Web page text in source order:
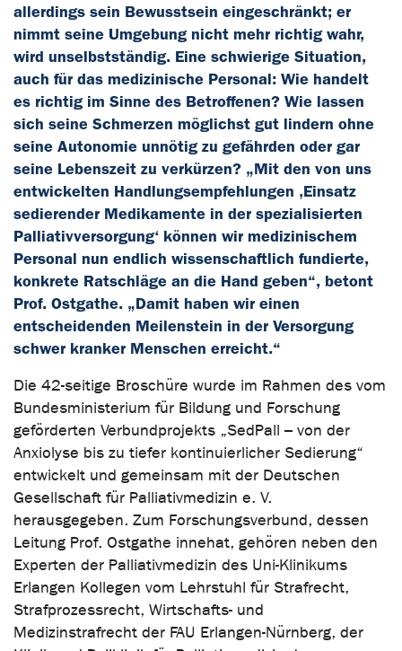
allerdings sein Bewusstsein eingeschränkt; er
nimmt seine Umgebung nicht mehr richtig wahr,
wird unselbstständig. Eine schwierige Situation,
auch für das medizinische Personal: Wie handelt
es richtig im Sinne des Betroffenen? Wie lassen
sich seine Schmerzen möglichst gut lindern ohne
seine Autonomie unnötig zu gefährden oder gar
seine Lebenszeit zu verkürzen? „Mit den von uns
entwickelten Handlungsempfehlungen ‚Einsatz
sedierender Medikamente in der spezialisierten
Palliativversorgung‘ können wir medizinischem
Personal nun endlich wissenschaftlich fundierte,
konkrete Ratschläge an die Hand geben“, betont
Prof. Ostgathe. „Damit haben wir einen
entscheidenden Meilenstein in der Versorgung
schwer kranker Menschen erreicht.“
Die 42-seitige Broschüre wurde im Rahmen des vom
Bundesministerium für Bildung und Forschung
geförderten Verbundprojekts „SedPall – von der
Anxiolyse bis zu tiefer kontinuierlicher Sedierung“
entwickelt und gemeinsam mit der Deutschen
Gesellschaft für Palliativmedizin e. V.
herausgegeben. Zum Forschungsverbund, dessen
Leitung Prof. Ostgathe innehat, gehören neben den
Experten der Palliativmedizin des Uni-Klinikums
Erlangen Kollegen vom Lehrstuhl für Strafrecht,
Strafprozessrecht, Wirtschafts- und
Medizinstrafrecht der FAU Erlangen-Nürnberg, der